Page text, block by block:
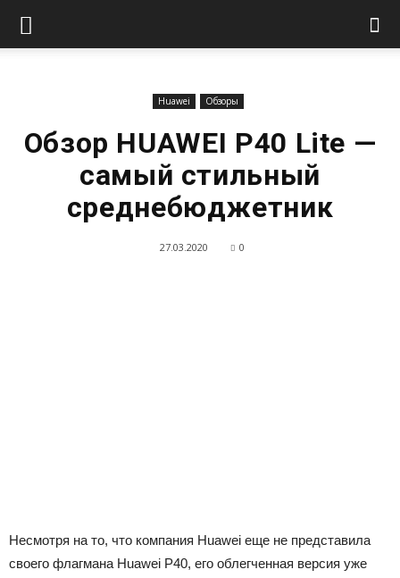
Huawei Обзоры
Обзор HUAWEI P40 Lite —
самый стильный
среднебюджетник
27.03.2020 0
Несмотря на то, что компания Huawei еще не представила
своего флагмана Huawei P40, его облегченная версия уже